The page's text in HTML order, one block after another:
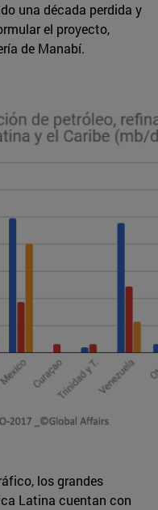
una década perdida y
el proyecto,
de Manabí.
los grandes
Latina cuentan con